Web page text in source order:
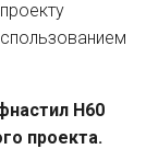
H60
проекта.